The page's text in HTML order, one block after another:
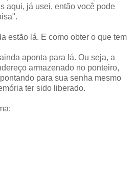
aqui, já usei, então você pode
estão lá. E como obter o que tem
aponta para lá. Ou seja, a
armazenado no ponteiro,
para sua senha mesmo
ter sido liberado.